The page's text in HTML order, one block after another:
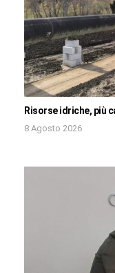
Risorse idriche, più
8 Agosto 2026